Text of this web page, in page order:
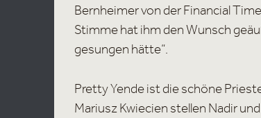
Bernheimer von der Financial
Stimme hat ihm den Wunsch
gesungen hätte“.
Pretty Yende ist die schöne
Mariusz Kwiecien stellen Nadir